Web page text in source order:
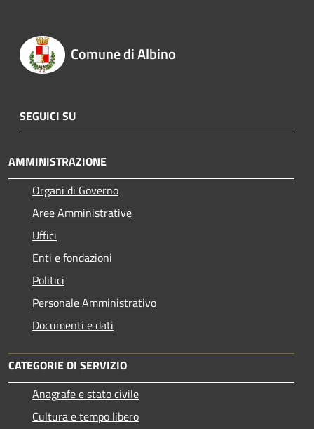
Comune di Albino
SEGUICI SU
AMMINISTRAZIONE
Organi di Governo
Aree Amministrative
Uffici
Enti e fondazioni
Politici
Personale Amministrativo
Documenti e dati
CATEGORIE DI SERVIZIO
Anagrafe e stato civile
Cultura e tempo libero